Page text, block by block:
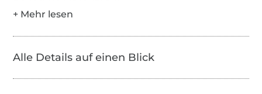
Stoff (s. Tabelle)
ca. 94cm, EF: ca. 98cm, GH: ca. 104cm, IJ: ca.
Alle Details auf einen Blick